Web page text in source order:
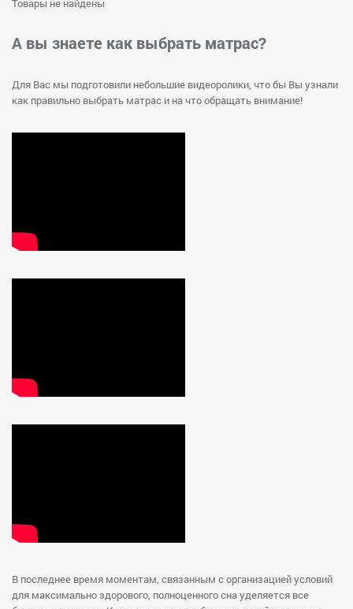
Товары не найдены
А вы знаете как выбрать матрас?
Для Вас мы подготовили небольшие видеоролики, что бы Вы узнали
как правильно выбрать матрас и на что обращать внимание!
В последнее время моментам, связанным с организацией условий
для максимально здорового, полноценного сна уделяется все